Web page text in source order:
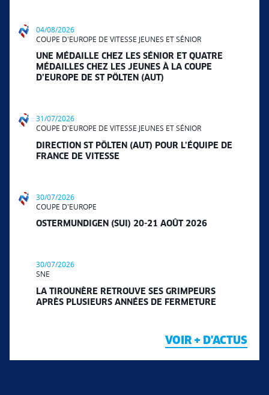
04/08/2026
COUPE D'EUROPE DE VITESSE JEUNES ET SÉNIOR
UNE MÉDAILLE CHEZ LES SÉNIOR ET QUATRE
MÉDAILLES CHEZ LES JEUNES À LA COUPE
D’EUROPE DE ST PÖLTEN (AUT)
31/07/2026
COUPE D'EUROPE DE VITESSE JEUNES ET SÉNIOR
DIRECTION ST PÖLTEN (AUT) POUR L’ÉQUIPE DE
FRANCE DE VITESSE
30/07/2026
COUPE D'EUROPE
OSTERMUNDIGEN (SUI) 20-21 AOÛT 2026
30/07/2026
SNE
LA TIROUNÈRE RETROUVE SES GRIMPEURS
APRÈS PLUSIEURS ANNÉES DE FERMETURE
VOIR + D'ACTUS